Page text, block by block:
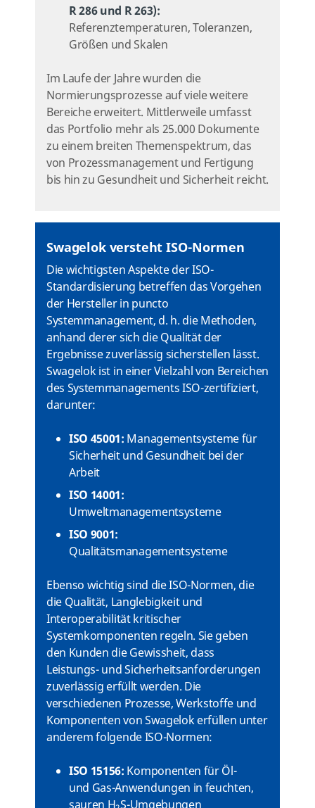
R 286 und R 263):
Referenztemperaturen, Toleranzen,
Größen und Skalen
Im Laufe der Jahre wurden die
Normierungsprozesse auf viele weitere
Bereiche erweitert. Mittlerweile umfasst
das Portfolio mehr als 25.000 Dokumente
zu einem breiten Themenspektrum, das
von Prozessmanagement und Fertigung
bis hin zu Gesundheit und Sicherheit reicht.
Swagelok versteht ISO-Normen
Die wichtigsten Aspekte der ISO-
Standardisierung betreffen das Vorgehen
der Hersteller in puncto
Systemmanagement, d. h. die Methoden,
anhand derer sich die Qualität der
Ergebnisse zuverlässig sicherstellen lässt.
Swagelok ist in einer Vielzahl von Bereichen
des Systemmanagements ISO-zertifiziert,
darunter:
ISO 45001: Managementsysteme für
Sicherheit und Gesundheit bei der
Arbeit
ISO 14001:
Umweltmanagementsysteme
ISO 9001:
Qualitätsmanagementsysteme
Ebenso wichtig sind die ISO-Normen, die
die Qualität, Langlebigkeit und
Interoperabilität kritischer
Systemkomponenten regeln. Sie geben
den Kunden die Gewissheit, dass
Leistungs- und Sicherheitsanforderungen
zuverlässig erfüllt werden. Die
verschiedenen Prozesse, Werkstoffe und
Komponenten von Swagelok erfüllen unter
anderem folgende ISO-Normen:
ISO 15156: Komponenten für Öl-
und Gas-Anwendungen in feuchten,